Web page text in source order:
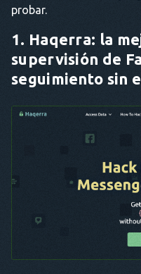
probar.
1. Haqerra: la
supervisión de
seguimiento sin